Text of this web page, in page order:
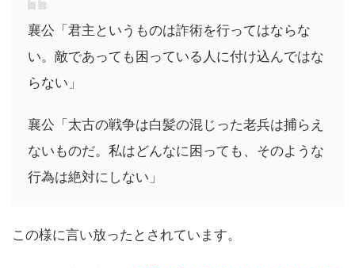
襄公「君主というものは詐術を行ってはならな
い。敵であっても困っている人に付け込んではな
らない」
襄公「太古の戦争は白髪の混じった老兵は捕らえ
ないものだ。私はどんなに困っても、そのような
行為は絶対にしない」
この様に言い放ったとされています。